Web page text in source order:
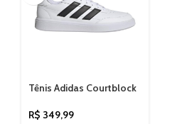
Tênis Adidas Courtblock
R$ 349,99